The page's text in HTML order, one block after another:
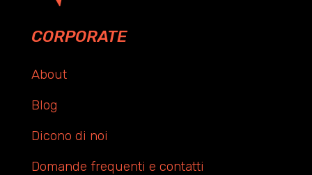
CORPORATE
About
Blog
Dicono di noi
Domande frequenti e contatti